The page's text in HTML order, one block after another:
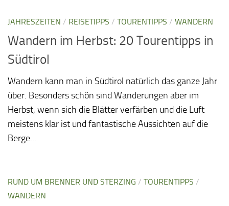
JAHRESZEITEN / REISETIPPS / TOURENTIPPS / WANDERN
Wandern im Herbst: 20 Tourentipps in
Südtirol
Wandern kann man in Südtirol natürlich das ganze Jahr
über. Besonders schön sind Wanderungen aber im
Herbst, wenn sich die Blätter verfärben und die Luft
meistens klar ist und fantastische Aussichten auf die
Berge...
RUND UM BRENNER UND STERZING / TOURENTIPPS /
WANDERN